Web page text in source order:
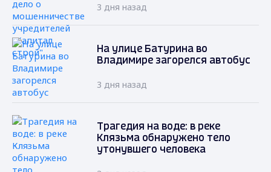
3 дня назад
На улице Батурина во
Владимире загорелся автобус
3 дня назад
Трагедия на воде: в реке
Клязьма обнаружено тело
утонувшего человека